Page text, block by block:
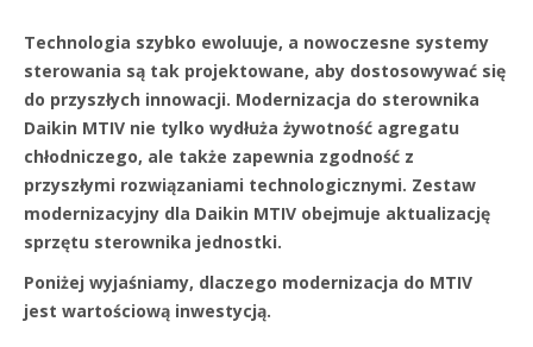
Technologia szybko ewoluuje, a nowoczesne systemy
sterowania są tak projektowane, aby dostosowywać się
do przyszłych innowacji. Modernizacja do sterownika
Daikin MTIV nie tylko wydłuża żywotność agregatu
chłodniczego, ale także zapewnia zgodność z
przyszłymi rozwiązaniami technologicznymi. Zestaw
modernizacyjny dla Daikin MTIV obejmuje aktualizację
sprzętu sterownika jednostki.
Poniżej wyjaśniamy, dlaczego modernizacja do MTIV
jest wartościową inwestycją.